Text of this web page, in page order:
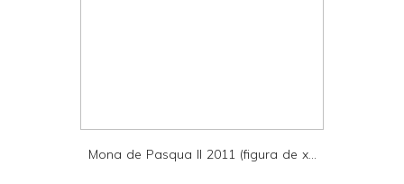
Mona de Pasqua II 2011 (figura de x...